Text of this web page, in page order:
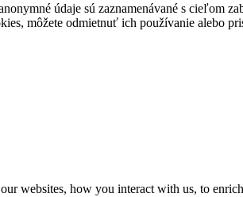
údaje sú zaznamenávané s cieľom
môžete odmietnuť ich používanie alebo
websites, how you interact with us, to